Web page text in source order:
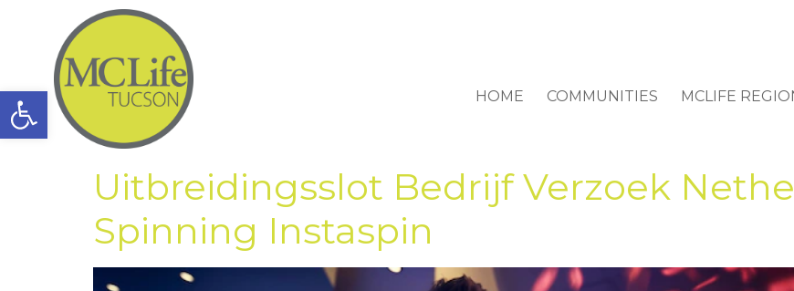
Open toolbar HOME COMMUNITIES MCLIFE
Uitbreidingsslot Bedrijf Verzoek
Spinning Instaspin